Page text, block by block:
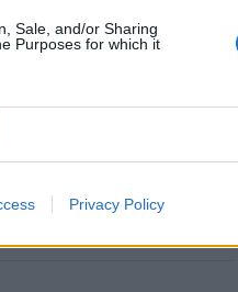
Sale, and/or Sharing
Purposes for which it
Privacy Policy
School debate
nas empresas
ética